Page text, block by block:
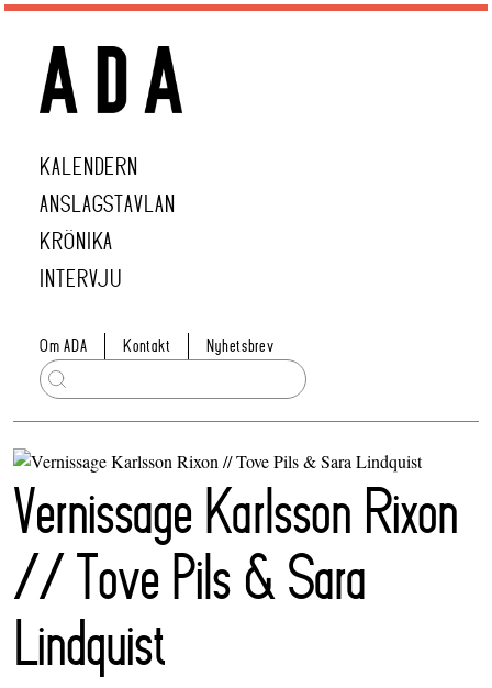
KALENDERN
ANSLAGSTAVLAN
KRÖNIKA
INTERVJU
Om ADA Kontakt Nyhetsbrev
Vernissage Karlsson Rixon
// Tove Pils & Sara
Lindquist